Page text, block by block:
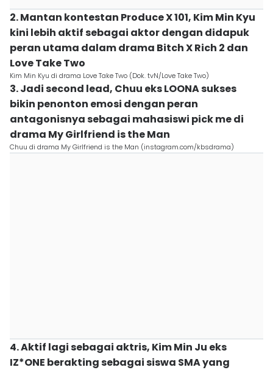
2. Mantan kontestan Produce X 101, Kim Min Kyu
kini lebih aktif sebagai aktor dengan didapuk
peran utama dalam drama Bitch X Rich 2 dan
Love Take Two
Kim Min Kyu di drama Love Take Two (Dok. tvN/Love Take Two)
3. Jadi second lead, Chuu eks LOONA sukses
bikin penonton emosi dengan peran
antagonisnya sebagai mahasiswi pick me di
drama My Girlfriend is the Man
Chuu di drama My Girlfriend is the Man (instagram.com/kbsdrama)
4. Aktif lagi sebagai aktris, Kim Min Ju eks
IZ*ONE berakting sebagai siswa SMA yang